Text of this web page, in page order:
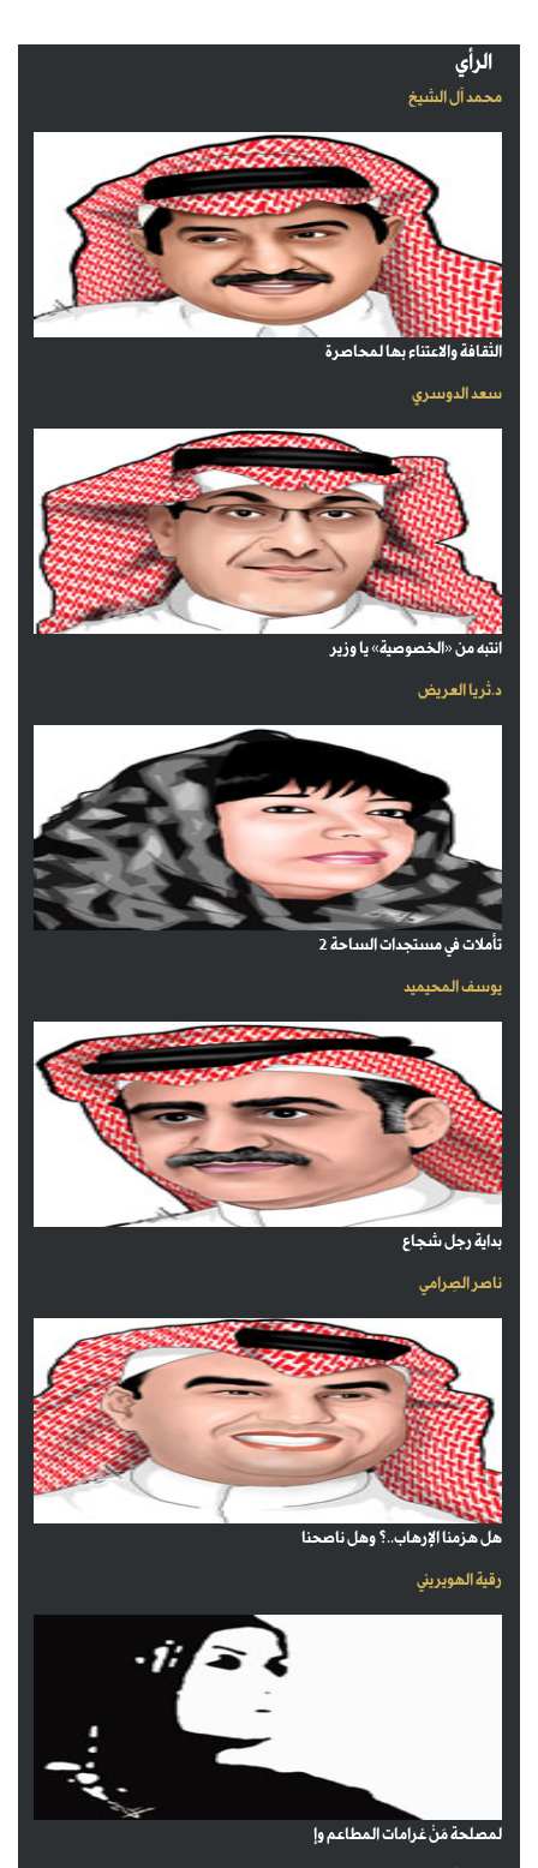
الرأي
محمد آل الشيخ
الثقافة والاعتناء بها لمحاصرة
سعد الدوسري
انتبه من «الخصوصية» يا وزير
د.ثريا العريض
تأملات في مستجدات الساحة 2
يوسف المحيميد
بداية رجل شجاع
ناصر الصِرامي
هل هزمنا الإرهاب..؟ وهل ناصحنا
رقية الهويريني
لمصلحة مَنْ غرامات المطاعم وإ